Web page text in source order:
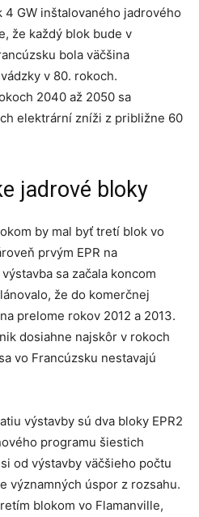
GW inštalovaného jadrového
že každý blok bude v
bola väčšina
v 80. rokoch.
2040 až 2050 sa
elektrární zníži z približne 60
jadrové bloky
by mal byť tretí blok vo
prvým EPR na
sa začala koncom
že do komerčnej
prelome rokov 2012 a 2013.
dosiahne najskôr v rokoch
vo Francúzsku nestavajú
výstavby sú dva bloky EPR2
programu šiestich
od výstavby väčšieho počtu
významných úspor z rozsahu.
blokom vo Flamanville,